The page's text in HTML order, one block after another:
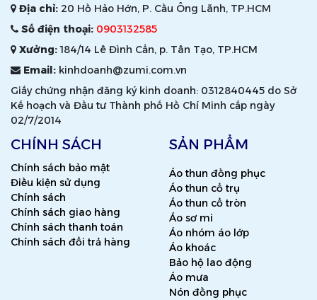
Địa chỉ: 20 Hồ Hảo Hớn, P. Cầu Ông Lãnh, TP.HCM
Số điện thoại: 0903132585
Xưởng:184/14 Lê Đình Cẩn, p. Tân Tạo, TP.HCM
Email: kinhdoanh@zumi.com.vn
Giấy chứng nhận đăng ký kinh doanh: 0312840445 do Sở
Kế hoạch và Đầu tư Thành phố Hồ Chí Minh cấp ngày
02/7/2014
CHÍNH SÁCH
Chính sách bảo mật
Điều kiện sử dụng
Chính sách
Chính sách giao hàng
Chính sách thanh toán
Chính sách đổi trả hàng
SẢN PHẨM
Áo thun đồng phục
Áo thun cổ trụ
Áo thun cổ tròn
Áo sơ mi
Áo nhóm áo lớp
Áo khoác
Bảo hộ lao động
Áo mưa
Nón đồng phục